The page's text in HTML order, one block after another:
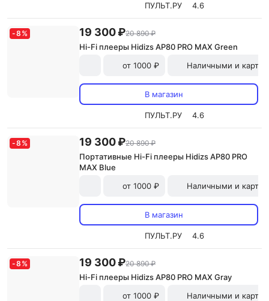
ПУЛЬТ.РУ 4.6
-8 % 19 300 ₽20 890 ₽
Hi-Fi плееры Hidizs AP80 PRO MAX Green
от 1000 ₽
Наличными и картой
В магазин
ПУЛЬТ.РУ 4.6
-8 % 19 300 ₽20 890 ₽
Портативные Hi-Fi плееры Hidizs AP80 PRO
MAX Blue
от 1000 ₽
Наличными и картой
В магазин
ПУЛЬТ.РУ 4.6
-8 % 19 300 ₽20 890 ₽
Hi-Fi плееры Hidizs AP80 PRO MAX Gray
от 1000 ₽
Наличными и картой